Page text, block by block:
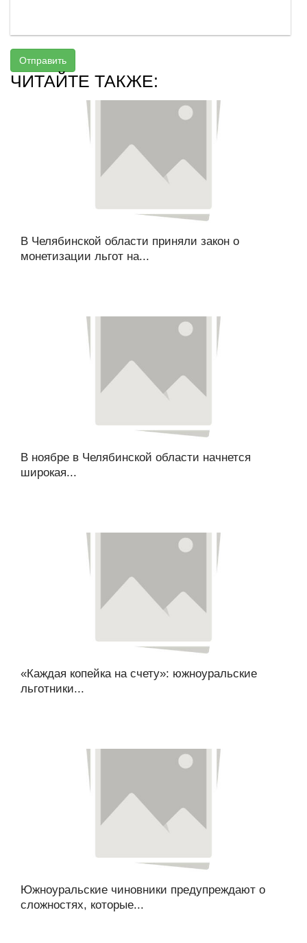
Отправить
ЧИТАЙТЕ ТАКЖЕ:
В Челябинской области приняли закон о
монетизации льгот на...
В ноябре в Челябинской области начнется
широкая...
«Каждая копейка на счету»: южноуральские
льготники...
Южноуральские чиновники предупреждают о
сложностях, которые...